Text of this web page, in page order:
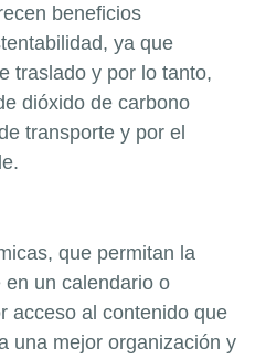
beneficios
ya que
traslado y por lo tanto,
dióxido de carbono
transporte y por el
que permitan la
un calendario o
acceso al contenido que
una mejor organización y